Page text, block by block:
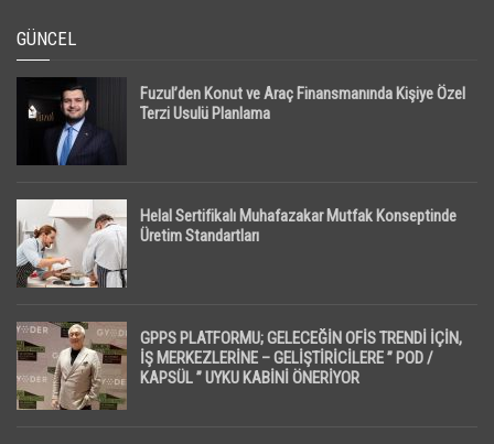
GÜNCEL
Fuzul’den Konut ve Araç Finansmanında Kişiye Özel
Terzi Usulü Planlama
Helal Sertifikalı Muhafazakar Mutfak Konseptinde
Üretim Standartları
GPPS PLATFORMU; GELECEĞİN OFİS TRENDİ İÇİN,
İŞ MERKEZLERİNE – GELİŞTİRİCİLERE ” POD /
KAPSÜL ” UYKU KABİNİ ÖNERİYOR